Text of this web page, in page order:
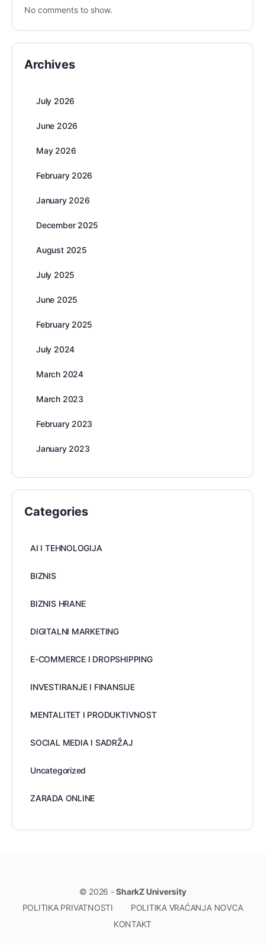
No comments to show.
Archives
July 2026
June 2026
May 2026
February 2026
January 2026
December 2025
August 2025
July 2025
June 2025
February 2025
July 2024
March 2024
March 2023
February 2023
January 2023
Categories
AI I TEHNOLOGIJA
BIZNIS
BIZNIS HRANE
DIGITALNI MARKETING
E-COMMERCE I DROPSHIPPING
INVESTIRANJE I FINANSIJE
MENTALITET I PRODUKTIVNOST
SOCIAL MEDIA I SADRŽAJ
Uncategorized
ZARADA ONLINE
© 2026 -SharkZ University
POLITIKA PRIVATNOSTI
POLITIKA VRAĆANJA NOVCA
KONTAKT